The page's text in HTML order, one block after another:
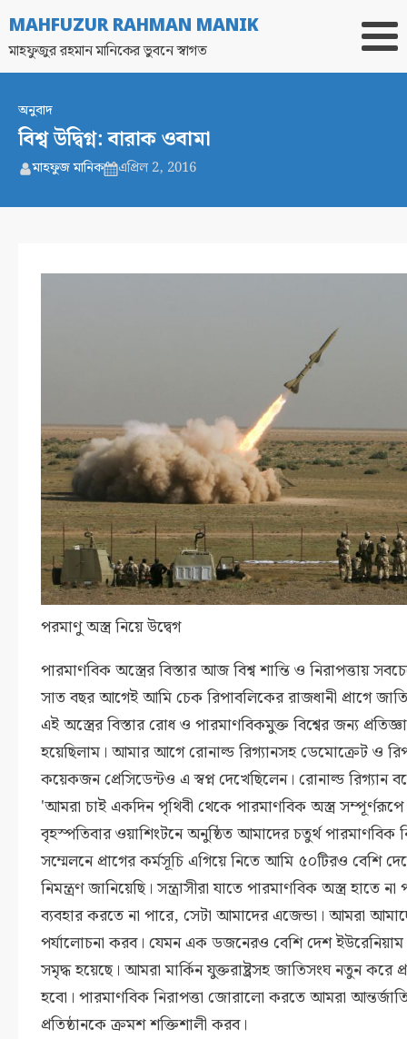
MAHFUZUR RAHMAN MANIK
মাহফুজুর রহমান মানিকের ভুবনে স্বাগত
অনুবাদ
বিশ্ব উদ্বিগ্ন: বারাক ওবামা
মাহফুজ মানিক এপ্রিল 2, 2016
পরমাণু অস্ত্র নিয়ে উদ্বেগ
পারমাণবিক অস্ত্রের বিস্তার আজ বিশ্ব শান্তি ও নিরাপত্তায়
সাত বছর আগেই আমি চেক রিপাবলিকের রাজধানী প্রাগে
এই অস্ত্রের বিস্তার রোধ ও পারমাণবিকমুক্ত বিশ্বের জন্য
হয়েছিলাম। আমার আগে রোনাল্ড রিগ্যানসহ ডেমোক্রেট ও
কয়েকজন প্রেসিডেন্টও এ স্বপ্ন দেখেছিলেন। রোনাল্ড রিগ্যান
'আমরা চাই একদিন পৃথিবী থেকে পারমাণবিক অস্ত্র
বৃহস্পতিবার ওয়াশিংটনে অনুষ্ঠিত আমাদের চতুর্থ পারমাণবিক
সম্মেলনে প্রাগের কর্মসূচি এগিয়ে নিতে আমি ৫০টিরও বেশি
নিমন্ত্রণ জানিয়েছি। সন্ত্রাসীরা যাতে পারমাণবিক অস্ত্র হাতে
ব্যবহার করতে না পারে, সেটা আমাদের এজেন্ডা। আমরা
পর্যালোচনা করব। যেমন এক ডজনেরও বেশি দেশ ইউরেনিয়াম
সমৃদ্ধ হয়েছে। আমরা মার্কিন যুক্তরাষ্ট্রসহ জাতিসংঘ নতুন করে
হবো। পারমাণবিক নিরাপত্তা জোরালো করতে আমরা
প্রতিষ্ঠানকে ক্রমশ শক্তিশালী করব।